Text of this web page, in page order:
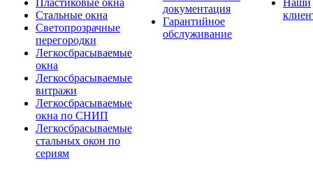
Пластиковые окна
Стальные окна
Светопрозрачные
перегородки
Легкосбрасываемые
окна
Легкосбрасываемые
витражи
Легкосбрасываемые
окна по СНИП
Легкосбрасываемые
стальных окон по
сериям
документация
Гарантийное
обслуживание
Наши